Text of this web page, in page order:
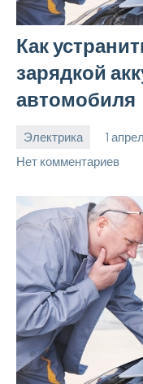
Как
зарядкой
автомобиля
Электрика 1
Нет комментариев